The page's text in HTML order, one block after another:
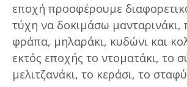
εποχή προσφέρουμε
τύχη να δοκιμάσω μανταρινάκι,
φράπα, μηλαράκι, κυδώνι και
εκτός εποχής το ντοματάκι, το
μελιτζανάκι, το κεράσι, το